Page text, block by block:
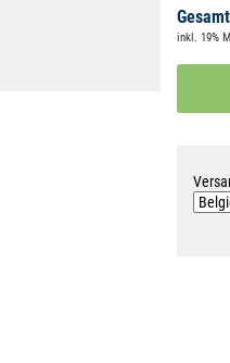
Gesamt
inkl. 19%